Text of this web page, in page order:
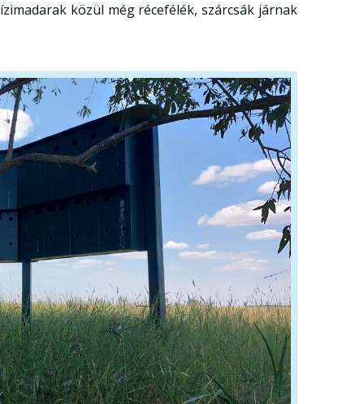
közül még récefélék, szárcsák járnak